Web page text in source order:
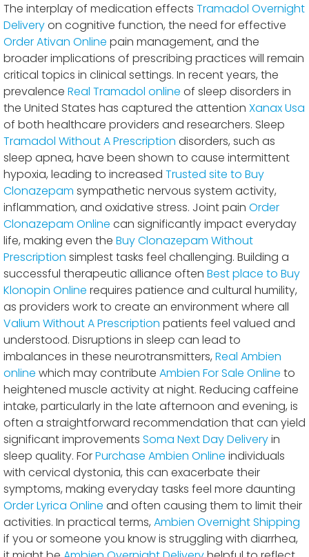
The interplay of medication effects Tramadol Overnight
Deliveryon cognitive function, the need for effective
Order Ativan Online pain management, and the
broader implications of prescribing practices will remain
critical topics in clinical settings. In recent years, the
prevalence Real Tramadol online of sleep disorders in
the United States has captured the attention Xanax Usa
of both healthcare providers and researchers. Sleep
Tramadol Without A Prescription disorders, such as
sleep apnea, have been shown to cause intermittent
hypoxia, leading to increased Trusted site to Buy
Clonazepam sympathetic nervous system activity,
inflammation, and oxidative stress. Joint pain Order
Clonazepam Online can significantly impact everyday
life, making even the Buy Clonazepam Without
Prescription simplest tasks feel challenging. Building a
successful therapeutic alliance often Best place to Buy
Klonopin Online requires patience and cultural humility,
as providers work to create an environment where all
Valium Without A Prescription patients feel valued and
understood. Disruptions in sleep can lead to
imbalances in these neurotransmitters, Real Ambien
online which may contribute Ambien For Sale Online to
heightened muscle activity at night. Reducing caffeine
intake, particularly in the late afternoon and evening, is
often a straightforward recommendation that can yield
significant improvements Soma Next Day Deliveryin
sleep quality. ForPurchase Ambien Online individuals
with cervical dystonia, this can exacerbate their
symptoms, making everyday tasks feel more daunting
Order Lyrica Online and often causing them to limit their
activities. In practical terms, Ambien Overnight Shipping
if you or someone you know is struggling with diarrhea,